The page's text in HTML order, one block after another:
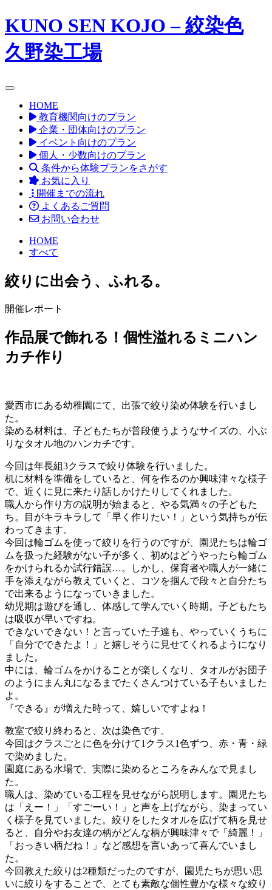
KUNO SEN KOJO – 絞染色
久野染工場
toggle navigation
HOME
教育機関向けのプラン
企業・団体向けのプラン
イベント向けのプラン
個人・少数向けのプラン
条件から体験プランをさがす
お気に入り
開催までの流れ
よくあるご質問
お問い合わせ
HOME
すべて
絞りに出会う、ふれる。
開催レポート
作品展で飾れる！個性溢れるミニハン
カチ作り
愛西市にある幼稚園にて、出張で絞り染め体験を行いまし
た。
染める材料は、子どもたちが普段使うようなサイズの、小ぶ
りなタオル地のハンカチです。
今回は年長組3クラスで絞り体験を行いました。
机に材料を準備をしていると、何を作るのか興味津々な様子
で、近くに見に来たり話しかけたりしてくれました。
職人から作り方の説明が始まると、やる気満々の子どもた
ち。目がキラキラして「早く作りたい！」という気持ちが伝
わってきます。
今回は輪ゴムを使って絞りを行うのですが、園児たちは輪ゴ
ムを扱った経験がない子が多く、初めはどうやったら輪ゴム
をかけられるか試行錯誤…。しかし、保育者や職人が一緒に
手を添えながら教えていくと、コツを掴んで段々と自分たち
で出来るようになっていきました。
幼児期は遊びを通し、体感して学んでいく時期。子どもたち
は吸収が早いですね。
できないできない！と言っていた子達も、やっていくうちに
「自分でできたよ！」と嬉しそうに見せてくれるようになり
ました。
中には、輪ゴムをかけることが楽しくなり、タオルがお団子
のようにまん丸になるまでたくさんつけている子もいました
よ。
『できる』が増えた時って、嬉しいですよね！
教室で絞り終わると、次は染色です。
今回はクラスごとに色を分けて1クラス1色ずつ、赤・青・緑
で染めました。
園庭にある水場で、実際に染めるところをみんなで見まし
た。
職人は、染めている工程を見せながら説明します。園児たち
は「えー！」「すごーい！」と声を上げながら、染まってい
く様子を見ていました。絞りをしたタオルを広げて柄を見せ
ると、自分やお友達の柄がどんな柄が興味津々で「綺麗！」
「おっきい柄だね！」など感想を言いあって喜んでいまし
た。
今回教えた絞りは2種類だったのですが、園児たちが思い思
いに絞りをすることで、とても素敵な個性豊かな様々な絞り